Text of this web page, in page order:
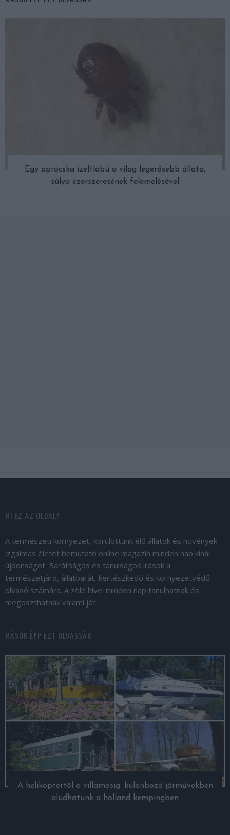
Egy aprócska ízeltlábú a világ legerősebb állata,
súlya ezerszeresének felemelésével
MI EZ AZ OLDAL?
A természeti környezet, körülöttünk élő állatok és növények
izgalmas életét bemutató online magazin minden nap kínál
újdonságot. Barátságos és tanulságos írások a
természetjáró, állatbarát, kertészkedő és környezetvédő
olvasó számára. A zöld hívei minden nap tanulhatnak és
megoszthatnak valami jót.
MÁSOK ÉPP EZT OLVASSÁK
A helikoptertől a villamosig: különböző járművekben
aludhatunk a holland kempingben